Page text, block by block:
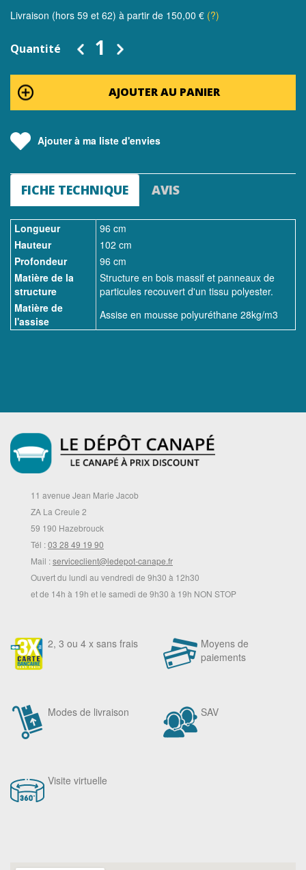
Livraison (hors 59 et 62) à partir de 150,00 € (?)
Quantité
AJOUTER AU PANIER
Ajouter à ma liste d'envies
FICHE TECHNIQUE AVIS
Longueur
96 cm
Hauteur
102 cm
Profondeur
96 cm
Matière de la
structure
Structure en bois massif et panneaux de
particules recouvert d'un tissu polyester.
Matière de
l'assise
Assise en mousse polyuréthane 28kg/m3
11 avenue Jean Marie Jacob
ZA La Creule 2
59 190 Hazebrouck
Tél :03 28 49 19 90
Mail :serviceclient@ledepot-canape.fr
Ouvert du lundi au vendredi de 9h30 à 12h30
et de 14h à 19h et le samedi de 9h30 à 19h NON STOP
2, 3 ou 4 x sans frais
Moyens de
paiements
Modes de livraison SAV
Visite virtuelle